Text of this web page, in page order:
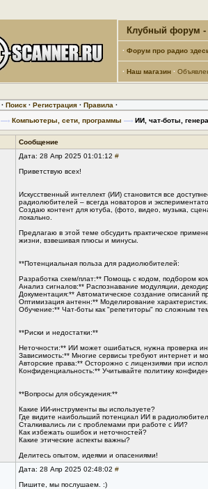
Клубный форум -
· Форум про радио
· Наш магазин ·
· Поиск · Регистрация · Правила ·
—› Компьютеры, сети, программы —› ИИ, чат-боты,
Сообщение
Дата: 28 Апр 2025 01:01:12 #
Приветствую всех!
Искусственный интеллект (ИИ) становится все
радиолюбителей – всегда новаторов и
Создаю контент для ютуба, (фото, видео, музыка,
локально.
Предлагаю в этой теме обсудить практическое
жизни, взвешивая плюсы и минусы.
**Потенциальная польза для радиолюбителей:
Разработка схем/плат:** Помощь с кодом, подбором
Анализ сигналов:** Распознавание модуляции,
Документация:** Автоматическое создание описаний
Оптимизация антенн:** Моделирование характеристик.
Обучение:** Чат-боты как "репетиторы" по сложным
**Риски и недостатки:**
Неточности:** ИИ может ошибаться, нужна проверка
Зависимость:** Многие сервисы требуют интернет и
Авторские права:** Осторожно с лицензиями при
Конфиденциальность:** Учитывайте политику
**Вопросы для обсуждения:**
Какие ИИ-инструменты вы используете?
Где видите наибольший потенциал ИИ в
Сталкивались ли с проблемами при работе с ИИ?
Как избежать ошибок и неточностей?
Какие этические аспекты важны?
Делитесь опытом, идеями и опасениями!
Дата: 28 Апр 2025 02:48:02 #
Пишите, мы послушаем. :)